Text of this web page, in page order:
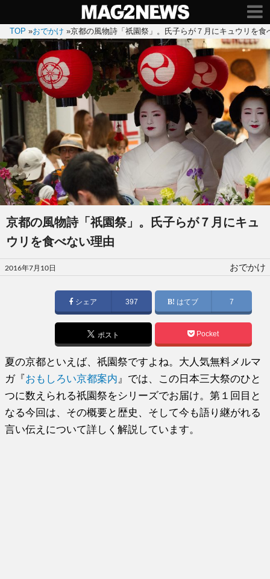
TOP »おでかけ »京都の風物詩「祇園祭」。氏子らが７月にキュウリを食
京都の風物詩「祇園祭」。氏子らが７月にキュ
ウリを食べない理由
投
稿
2016年7月10日 おでかけ
シェア 397 はてブ 7
ポスト Pocket
夏の京都といえば、祇園祭ですよね。大人気無料メルマ
ガ『おもしろい京都案内 』では、この日本三大祭のひと
つに数えられる祇園祭をシリーズでお届け。第１回目と
なる今回は、その概要と歴史、そして今も語り継がれる
言い伝えについて詳しく解説しています。